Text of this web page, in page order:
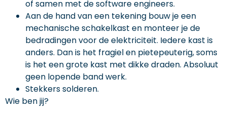
of samen met de software engineers.
Aan de hand van een tekening bouw je een
mechanische schakelkast en monteer je de
bedradingen voor de elektriciteit. Iedere kast is
anders. Dan is het fragiel en pietepeuterig, soms
is het een grote kast met dikke draden. Absoluut
geen lopende band werk.
Stekkers solderen.
Wie ben jij?